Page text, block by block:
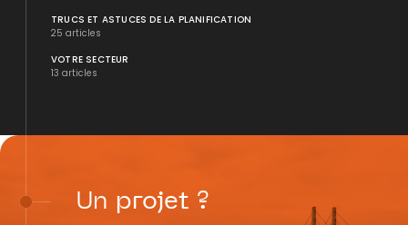
TRUCS ET ASTUCES DE LA PLANIFICATION
25 articles
VOTRE SECTEUR
13 articles
Un projet ?